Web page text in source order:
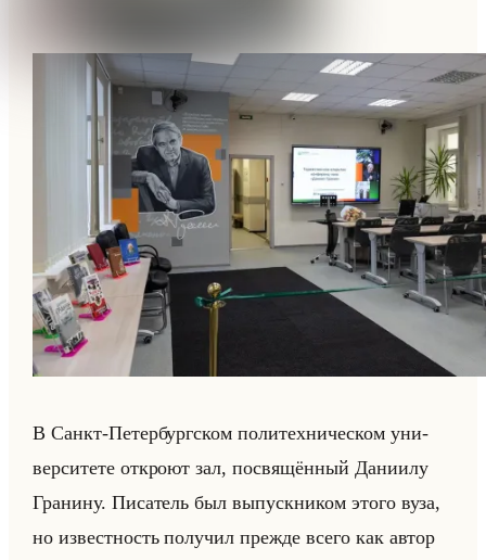
В Санкт-Пе­тер­бург­ском по­ли­тех­ни­че­ском уни­
вер­си­те­те от­кро­ют зал, по­свя­щён­ный Да­ни­илу
Гра­ни­ну. Пи­са­тель был вы­пуск­ни­ком этого вуза,
но из­вест­ность по­лу­чил преж­де всего как автор